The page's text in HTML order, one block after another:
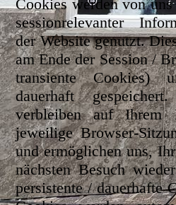
Cookies werden von
sessionrelevanter
der Website genutzt.
am Ende der Session /
transiente Cookies)
dauerhaft
verbleiben auf Ihrem
jeweilige Browser-
und ermöglichen uns,
nächsten Besuch
persistente / dauerhafte